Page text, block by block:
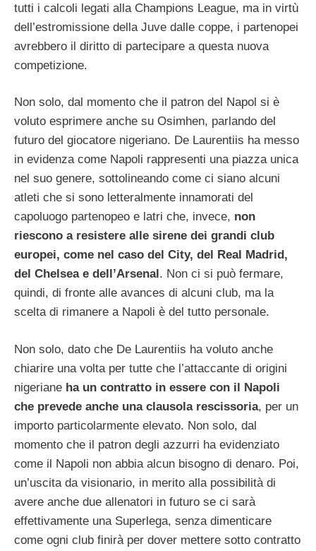
tutti i calcoli legati alla Champions League, ma in virtù
dell’estromissione della Juve dalle coppe, i partenopei
avrebbero il diritto di partecipare a questa nuova
competizione.
Non solo, dal momento che il patron del Napol si è
voluto esprimere anche su Osimhen, parlando del
futuro del giocatore nigeriano. De Laurentiis ha messo
in evidenza come Napoli rappresenti una piazza unica
nel suo genere, sottolineando come ci siano alcuni
atleti che si sono letteralmente innamorati del
capoluogo partenopeo e latri che, invece, non
riescono a resistere alle sirene dei grandi club
europei, come nel caso del City, del Real Madrid,
del Chelsea e dell’Arsenal . Non ci si può fermare,
quindi, di fronte alle avances di alcuni club, ma la
scelta di rimanere a Napoli è del tutto personale.
Non solo, dato che De Laurentiis ha voluto anche
chiarire una volta per tutte che l’attaccante di origini
nigeriane ha un contratto in essere con il Napoli
che prevede anche una clausola rescissoria, per un
importo particolarmente elevato. Non solo, dal
momento che il patron degli azzurri ha evidenziato
come il Napoli non abbia alcun bisogno di denaro. Poi,
un’uscita da visionario, in merito alla possibilità di
avere anche due allenatori in futuro se ci sarà
effettivamente una Superlega, senza dimenticare
come ogni club finirà per dover mettere sotto contratto